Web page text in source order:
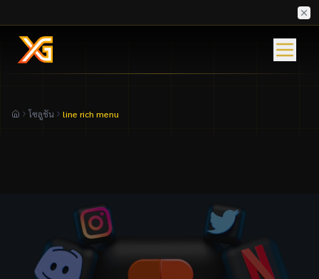
โซลูชัน line rich menu